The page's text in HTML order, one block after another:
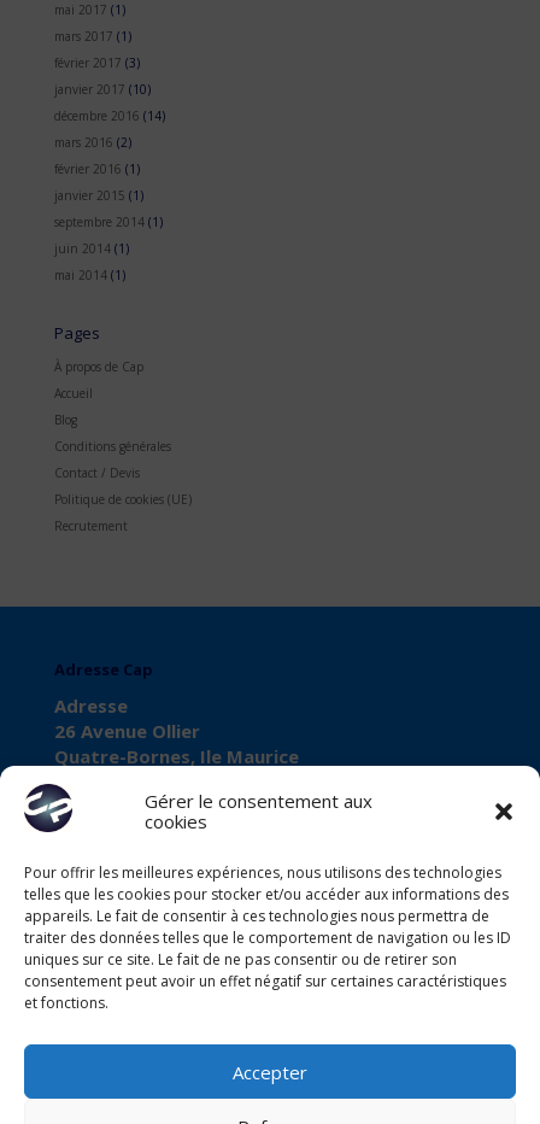
Gérer le consentement aux
cookies
Pour offrir les meilleures expériences, nous utilisons des technologies
telles que les cookies pour stocker et/ou accéder aux informations des
appareils. Le fait de consentir à ces technologies nous permettra de
traiter des données telles que le comportement de navigation ou les ID
uniques sur ce site. Le fait de ne pas consentir ou de retirer son
consentement peut avoir un effet négatif sur certaines caractéristiques
et fonctions.
Accepter
mai 2017 (1)
mars 2017 (1)
février 2017 (3)
janvier 2017 (10)
décembre 2016 (14)
mars 2016 (2)
février 2016 (1)
janvier 2015 (1)
septembre 2014(1)
juin 2014(1)
mai 2014(1)
Pages
À propos de Cap
Accueil
Blog
Conditions générales
Contact / Devis
Politique de cookies (UE)
Recrutement
Adresse Cap
Adresse
26 Avenue Ollier
Quatre-Bornes, Ile Maurice
À propos de Cap
Business Registration Number
C11102568
VAT Number
VAT27080028